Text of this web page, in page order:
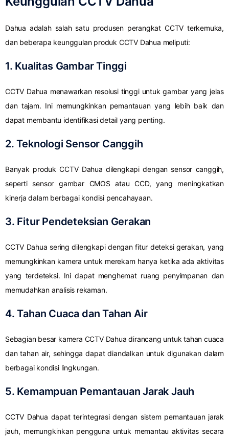
Dahua adalah salah satu produsen perangkat CCTV terkemuka,
dan beberapa keunggulan produk CCTV Dahua meliputi:
1. Kualitas Gambar Tinggi
CCTV Dahua menawarkan resolusi tinggi untuk gambar yang jelas
dan tajam. Ini memungkinkan pemantauan yang lebih baik dan
dapat membantu identifikasi detail yang penting.
2. Teknologi Sensor Canggih
Banyak produk CCTV Dahua dilengkapi dengan sensor canggih,
seperti sensor gambar CMOS atau CCD, yang meningkatkan
kinerja dalam berbagai kondisi pencahayaan.
3. Fitur Pendeteksian Gerakan
CCTV Dahua sering dilengkapi dengan fitur deteksi gerakan, yang
memungkinkan kamera untuk merekam hanya ketika ada aktivitas
yang terdeteksi. Ini dapat menghemat ruang penyimpanan dan
memudahkan analisis rekaman.
4. Tahan Cuaca dan Tahan Air
Sebagian besar kamera CCTV Dahua dirancang untuk tahan cuaca
dan tahan air, sehingga dapat diandalkan untuk digunakan dalam
berbagai kondisi lingkungan.
5. Kemampuan Pemantauan Jarak Jauh
CCTV Dahua dapat terintegrasi dengan sistem pemantauan jarak
jauh, memungkinkan pengguna untuk memantau aktivitas secara